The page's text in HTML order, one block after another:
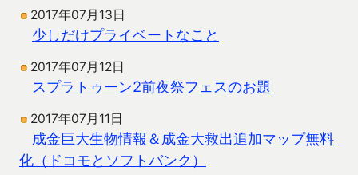
2017年07月13日
少しだけプライベートなこと
2017年07月12日
スプラトゥーン2前夜祭フェスのお題
2017年07月11日
成金巨大生物情報＆成金大救出追加マップ無料
化（ドコモとソフトバンク）